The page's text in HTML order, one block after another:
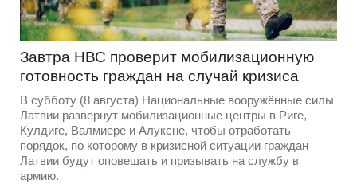
Завтра НВС проверит мобилизационную
готовность граждан на случай кризиса
В субботу (8 августа) Национальные вооружённые силы
Латвии развернут мобилизационные центры в Риге,
Кулдиге, Валмиере и Алуксне, чтобы отработать
порядок, по которому в кризисной ситуации граждан
Латвии будут оповещать и призывать на службу в
армию.